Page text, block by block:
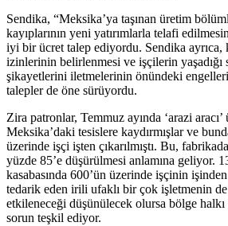
Sendika, “Meksika’ya taşınan üretim
kayıplarının yeni yatırımlarla telafi
iyi bir ücret talep ediyordu. Sendika ayrıca,
izinlerinin belirlenmesi ve işçilerin yaşadığı
şikayetlerini iletmelerinin önündeki
talepler de öne sürüyordu.
Zira patronlar, Temmuz ayında ‘arazi aracı’
Meksika’daki tesislere kaydırmışlar ve
üzerinde işçi işten çıkarılmıştı. Bu,
yüzde 85’e düşürülmesi anlamına geliyor.
kasabasında 600’ün üzerinde işçinin
tedarik eden irili ufaklı bir çok işletmenin
etkileneceği düşünülecek olursa bölge halkı
sorun teşkil ediyor.